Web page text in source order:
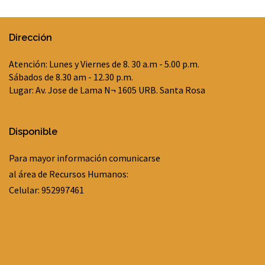
Dirección
Atención: Lunes y Viernes de 8. 30 a.m - 5.00 p.m.
Sábados de 8.30 am - 12.30 p.m.
Lugar: Av. Jose de Lama N¬ 1605 URB. Santa Rosa
Disponible
Para mayor información comunicarse
al área de Recursos Humanos:
Celular: 952997461